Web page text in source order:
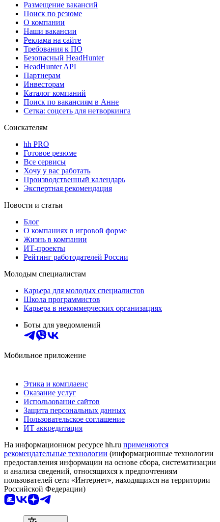
Размещение вакансий
Поиск по резюме
О компании
Наши вакансии
Реклама на сайте
Требования к ПО
Безопасный HeadHunter
HeadHunter API
Партнерам
Инвесторам
Каталог компаний
Поиск по вакансиям в Анне
Сетка: соцсеть для нетворкинга
Соискателям
hh PRO
Готовое резюме
Все сервисы
Хочу у вас работать
Производственный календарь
Экспертная рекомендация
Новости и статьи
Блог
О компаниях в игровой форме
Жизнь в компании
ИТ-проекты
Рейтинг работодателей России
Молодым специалистам
Карьера для молодых специалистов
Школа программистов
Карьера в некоммерческих организациях
Боты для уведомлений
Мобильное приложение
Этика и комплаенс
Оказание услуг
Использование сайтов
Защита персональных данных
Пользовательское соглашение
ИТ аккредитация
На информационном ресурсе hh.ru применяются
рекомендательные технологии (информационные технологии
предоставления информации на основе сбора, систематизации
и анализа сведений, относящихся к предпочтениям
пользователей сети «Интернет», находящихся на территории
Российской Федерации)